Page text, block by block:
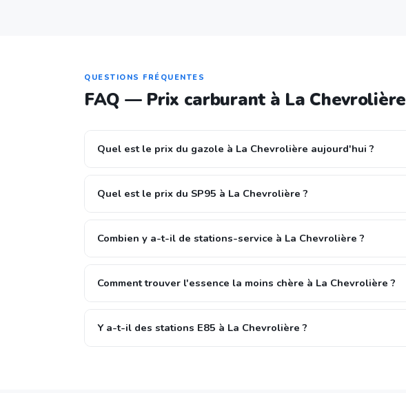
QUESTIONS FRÉQUENTES
FAQ — Prix carburant à La Chevrolière
Quel est le prix du gazole à La Chevrolière aujourd'hui ?
Quel est le prix du SP95 à La Chevrolière ?
Combien y a-t-il de stations-service à La Chevrolière ?
Comment trouver l'essence la moins chère à La Chevrolière ?
Y a-t-il des stations E85 à La Chevrolière ?